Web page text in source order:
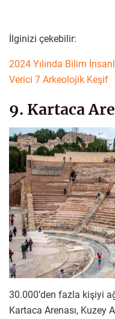
İlginizi çekebilir:
2024 Yılında Bilim
Verici 7 Arkeolojik Keşif
9. Kartaca
30.000’den fazla kişiyi
Kartaca Arenası, Kuzey